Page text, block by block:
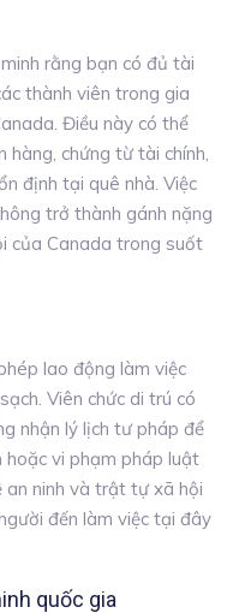
rằng bạn có đủ tài
thành viên trong gia
Điều này có thể
chứng từ tài chính,
định tại quê nhà. Việc
trở thành gánh nặng
của Canada trong suốt
lao động làm việc
Viên chức di trú có
nhận lý lịch tư pháp để
hoặc vi phạm pháp luật
an ninh và trật tự xã hội
đến làm việc tại đây
quốc gia